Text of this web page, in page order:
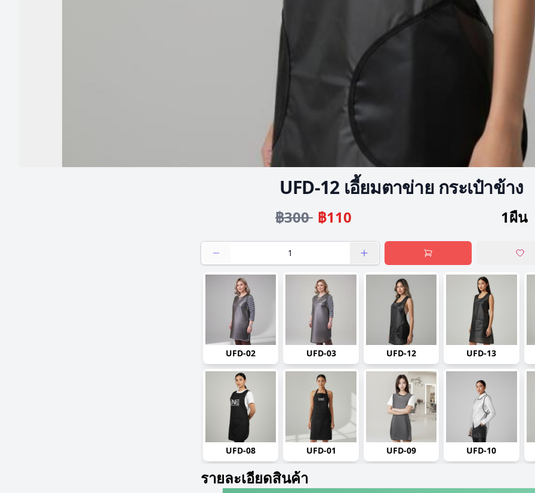
UFD-12 เอี้ยมตาข่าย กระเป๋าข้าง
฿300 ฿110 1ผืน
UFD-02 UFD-03 UFD-12 UFD-13
UFD-08 UFD-01 UFD-09 UFD-10
รายละเอียดสินค้า